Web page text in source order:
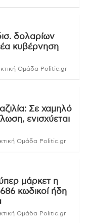
δολαρίων
κυβέρνηση
Ομάδα Politic.gr
Σε χαμηλό
ενισχύεται
Ομάδα Politic.gr
μάρκετ η
κωδικοί ήδη
Ομάδα Politic.gr